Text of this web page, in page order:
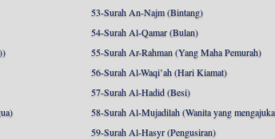
53-Surah An-Najm (Bintang)
54-Surah Al-Qamar (Bulan)
55-Surah Ar-Rahman (Yang Maha Pemurah)
56-Surah Al-Waqi’ah (Hari Kiamat)
57-Surah Al-Hadid (Besi)
58-Surah Al-Mujadilah (Wanita yang
59-Surah Al-Hasyr (Pengusiran)